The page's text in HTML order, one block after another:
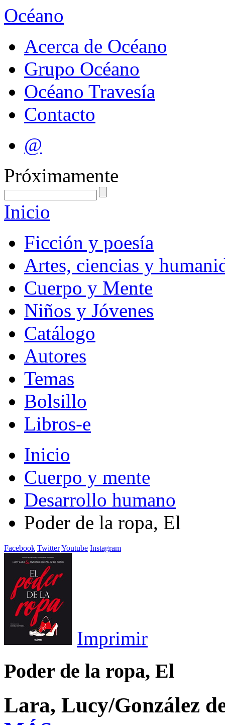
Océano
Acerca de Océano
Grupo Océano
Océano Travesía
Contacto
@
Próximamente
Inicio
Ficción y poesía
Artes, ciencias y
Cuerpo y Mente
Niños y Jóvenes
Catálogo
Autores
Temas
Bolsillo
Libros-e
Inicio
Cuerpo y mente
Desarrollo humano
Poder de la ropa, El
Facebook TwitterYoutube Instagram
Imprimir
Poder de la ropa, El
Lara, Lucy/González